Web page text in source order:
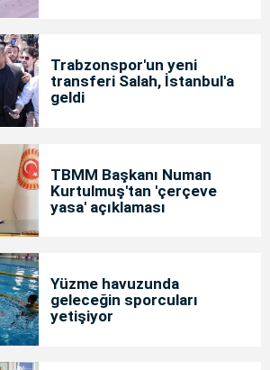
Trabzonspor'un yeni
transferi Salah, İstanbul'a
geldi
TBMM Başkanı Numan
Kurtulmuş'tan 'çerçeve
yasa' açıklaması
Yüzme havuzunda
geleceğin sporcuları
yetişiyor